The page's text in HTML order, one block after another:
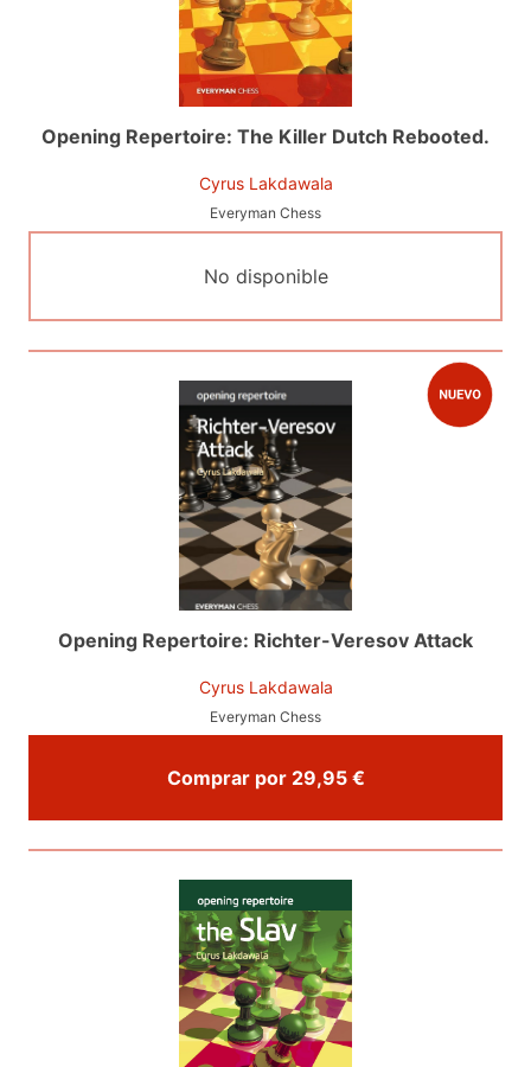
Opening Repertoire: The Killer Dutch Rebooted.
Cyrus Lakdawala
Everyman Chess
No disponible
Opening Repertoire: Richter-Veresov Attack
Cyrus Lakdawala
Everyman Chess
Comprar por 29,95 €